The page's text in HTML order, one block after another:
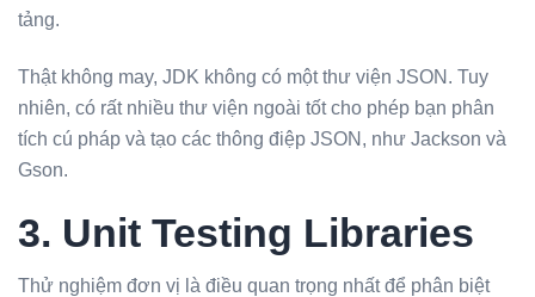
tảng.
Thật không may, JDK không có một thư viện JSON. Tuy
nhiên, có rất nhiều thư viện ngoài tốt cho phép bạn phân
tích cú pháp và tạo các thông điệp JSON, như Jackson và
Gson.
3. Unit Testing Libraries
Thử nghiệm đơn vị là điều quan trọng nhất để phân biệt